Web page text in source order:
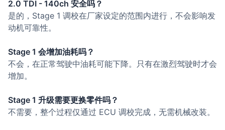
2.0 TDI - 140ch 安全吗？
是的，Stage 1 调校在厂家设定的范围内进行，不会影响发
动机可靠性。
Stage 1 会增加油耗吗？
不会，在正常驾驶中油耗可能下降。只有在激烈驾驶时才会
增加。
Stage 1 升级需要更换零件吗？
不需要，整个过程仅通过 ECU 调校完成，无需机械改装。